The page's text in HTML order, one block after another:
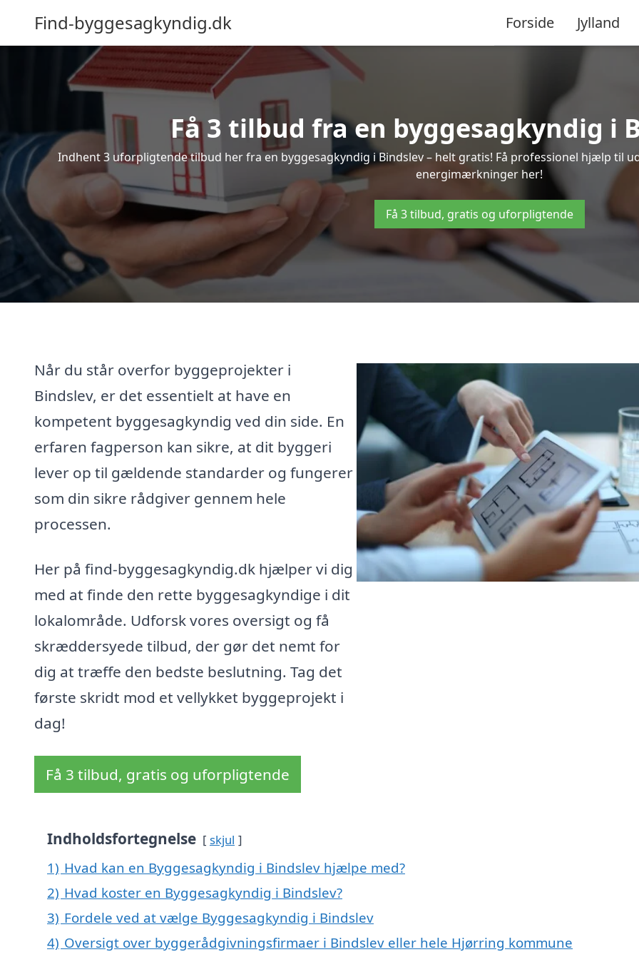
Find-byggesagkyndig.dk Forside Jylland
Få 3 tilbud fra en byggesagkyndig i
Indhent 3 uforpligtende tilbud her fra en byggesagkyndig i Bindslev – helt gratis! Få professionel hjælp til
energimærkninger her!
Få 3 tilbud, gratis og uforpligtende
Når du står overfor byggeprojekter i
Bindslev, er det essentielt at have en
kompetent byggesagkyndig ved din side. En
erfaren fagperson kan sikre, at dit byggeri
lever op til gældende standarder og fungerer
som din sikre rådgiver gennem hele
processen.
Her på find-byggesagkyndig.dk hjælper vi dig
med at finde den rette byggesagkyndige i dit
lokalområde. Udforsk vores oversigt og få
skræddersyede tilbud, der gør det nemt for
dig at træffe den bedste beslutning. Tag det
første skridt mod et vellykket byggeprojekt i
dag!
Få 3 tilbud, gratis og uforpligtende
Indholdsfortegnelse skjul
1) Hvad kan en Byggesagkyndig i Bindslev hjælpe med?
2) Hvad koster en Byggesagkyndig i Bindslev?
3) Fordele ved at vælge Byggesagkyndig i Bindslev
4) Oversigt over byggerådgivningsfirmaer i Bindslev eller hele Hjørring kommune